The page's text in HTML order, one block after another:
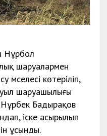
Нұрбол
шаруалармен
мәселесі көтеріліп,
шаруашылығы
Бадырақов
іске асырылып
ұсынды.